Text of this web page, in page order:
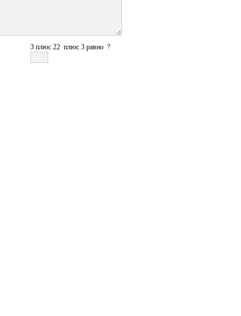
3 плюс 22 плюс 3 равно ?